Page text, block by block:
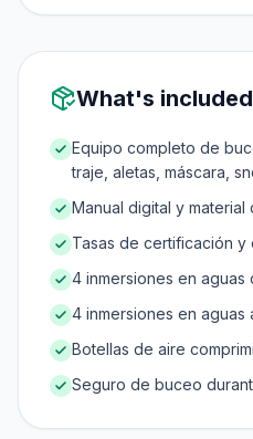
What's included
Equipo completo de
traje, aletas, máscara,
Manual digital y material
Tasas de certificación y
4 inmersiones en aguas
4 inmersiones en aguas
Botellas de aire
Seguro de buceo